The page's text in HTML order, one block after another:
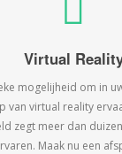
Virtual
mogelijheid om in
van virtual reality
zegt meer dan
Maak nu een